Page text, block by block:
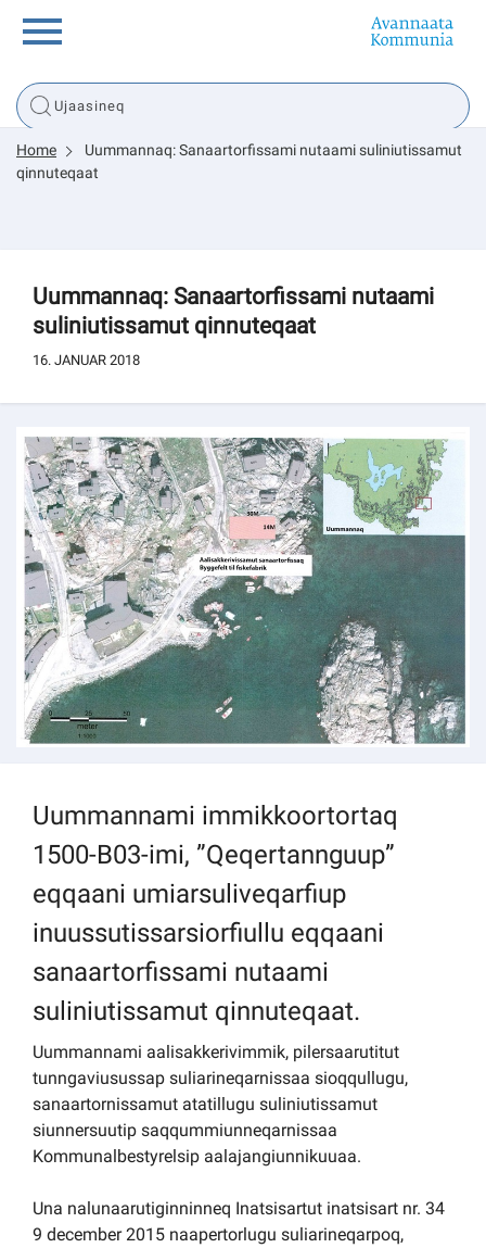
Innuttaasunut
Inuussutissarsiorneq
Tassaarsuaq
sullissivik.gl
Pilersaarutinut isaavik
Kommuni pillugu paasissutissat
Home
Uummannaq: Sanaartorfissami nutaami suliniutissamut
qinnuteqaat
Uummannaq: Sanaartorfissami nutaami
suliniutissamut qinnuteqaat
16. JANUAR 2018
Uummannami immikkoortortaq
1500-B03-imi, ”Qeqertannguup”
eqqaani umiarsuliveqarfiup
inuussutissarsiorfiullu eqqaani
sanaartorfissami nutaami
suliniutissamut qinnuteqaat.
Uummannami aalisakkerivimmik, pilersaarutitut
tunngaviusussap suliarineqarnissaa sioqqullugu,
sanaartornissamut atatillugu suliniutissamut
siunnersuutip saqqummiunneqarnissaa
Kommunalbestyrelsip aalajangiunnikuuaa.
Una nalunaarutiginninneq Inatsisartut inatsisart nr. 34
9 december 2015 naapertorlugu suliarineqarpoq,